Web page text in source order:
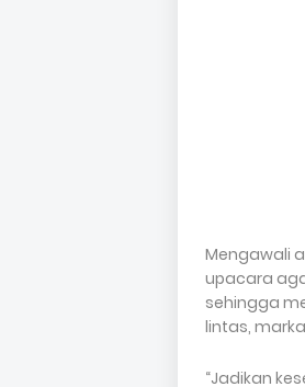
Mengawali
upacara
sehingga
lintas,
“Jadikan